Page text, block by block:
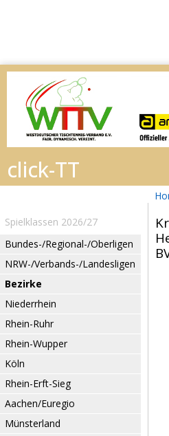
Spielklassen 2026/27
Bundes-/Regional-/Oberligen
NRW-/Verbands-/Landesligen
Bezirke
Niederrhein
Rhein-Ruhr
Rhein-Wupper
Köln
Rhein-Erft-Sieg
Aachen/Euregio
Münsterland